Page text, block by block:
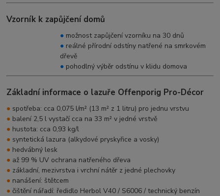
Vzorník k zapůjčení domů
● možnost zapůjčení vzorníku na 30 dnů
● reálné přírodní odstíny natřené na smrkovém
dřevě
● pohodlný výběr odstínu v klidu domova
Základní informace o lazuře Offenporig Pro-Décor
● spotřeba: cca 0,075 l/m² (13 m² z 1 litru) pro jednu vrstvu
● balení 2,5 l vystačí cca na 33 m² v jedné vrstvě
● hustota: cca 0,93 kg/l
● syntetická lazura (alkydové pryskyřice a vosky)
● hedvábný lesk
● až 99 % UV ochrana natřeného dřeva
● základní, mezivrstva i vrchní nátěr z jedné plechovky
● nanášení: štětcem
● čištění nářadí: ředidlo Herbol V40 / S6006 / technický benzín